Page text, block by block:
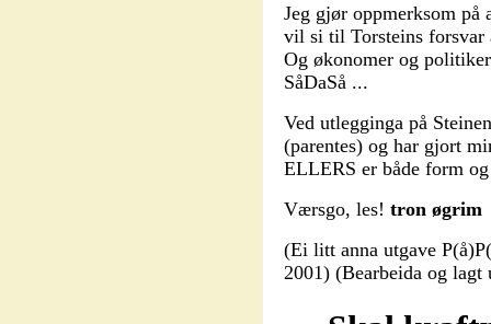
Jeg gjør oppmerksom
vil si til Torsteins forsvar
Og økonomer og
SåDaSå ...
Ved utlegginga på
(parentes) og har gjort
ELLERS er både form
Værsgo, les! tron øgrim
(Ei litt anna utgave
2001) (Bearbeida og lagt